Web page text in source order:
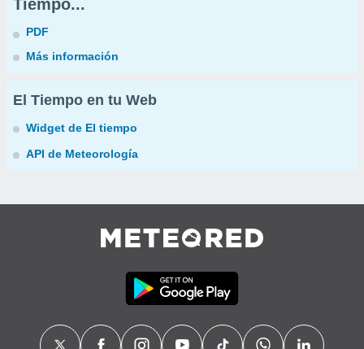
Tiempo...
PDF
Más información
El Tiempo en tu Web
Widget de El tiempo
API de Meteorología